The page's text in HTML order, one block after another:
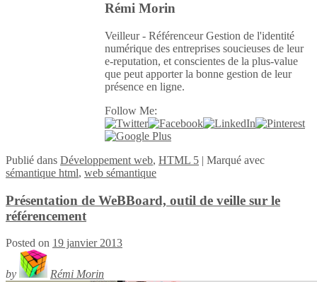
Rémi Morin
Veilleur - Référenceur Gestion de l'identité
numérique des entreprises soucieuses de leur
e-reputation, et conscientes de la plus-value
que peut apporter la bonne gestion de leur
présence en ligne.
Follow Me:
Publié dans Développement web, HTML 5 | Marqué avec
sémantique html, web sémantique
Présentation de WeBBoard, outil de veille sur le
référencement
Posted on 19 janvier 2013
by Rémi Morin